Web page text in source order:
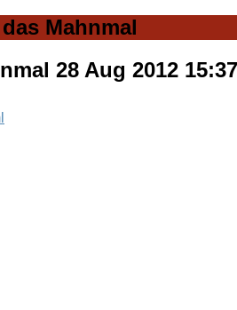
Mahnmal
28 Aug 2012 15:37